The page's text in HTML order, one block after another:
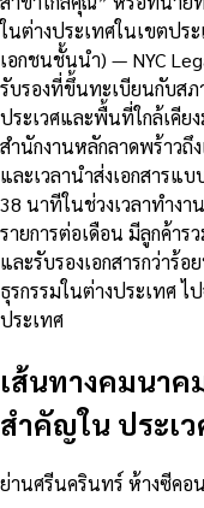
ในต่างประเทศในเขตปร
เอกชนชั้นนำ) — NYC
รับรองที่ขึ้นทะเบียนกับสภ
ประเวศและพื้นที่ใกล้เคีย
สำนักงานหลักลาดพร้าวถึ
และเวลานำส่งเอกสารแ
38 นาทีในช่วงเวลาทำงา
รายการต่อเดือน มีลูกค้าร
และรับรองเอกสารกว่าร้
ธุรกรรมในต่างประเทศ ไ
ประเทศ
เส้นทางคมนาค
สำคัญใน ประเ
ย่านศรีนครินทร์ ห้างซีคอ